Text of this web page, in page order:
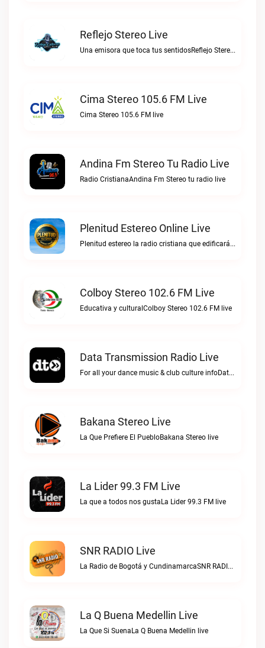
Reflejo Stereo Live
Una emisora que toca tus sentidosReflejo Stereo live
Cima Stereo 105.6 FM Live
Cima Stereo 105.6 FM live
Andina Fm Stereo Tu Radio Live
Radio CristianaAndina Fm Stereo tu radio live
Plenitud Estereo Online Live
Plenitud estereo la radio cristiana que edificará tu vida.Plenitud Estereo Online live
Colboy Stereo 102.6 FM Live
Educativa y culturalColboy Stereo 102.6 FM live
Data Transmission Radio Live
For all your dance music & club culture infoData Transmission Radio live
Bakana Stereo Live
La Que Prefiere El PuebloBakana Stereo live
La Lider 99.3 FM Live
La que a todos nos gustaLa Lider 99.3 FM live
SNR RADIO Live
La Radio de Bogotá y CundinamarcaSNR RADIO live
La Q Buena Medellin Live
La Que Si SuenaLa Q Buena Medellin live